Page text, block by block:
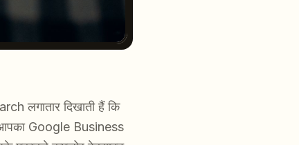
लगातार दिखाती हैं कि
Google Business